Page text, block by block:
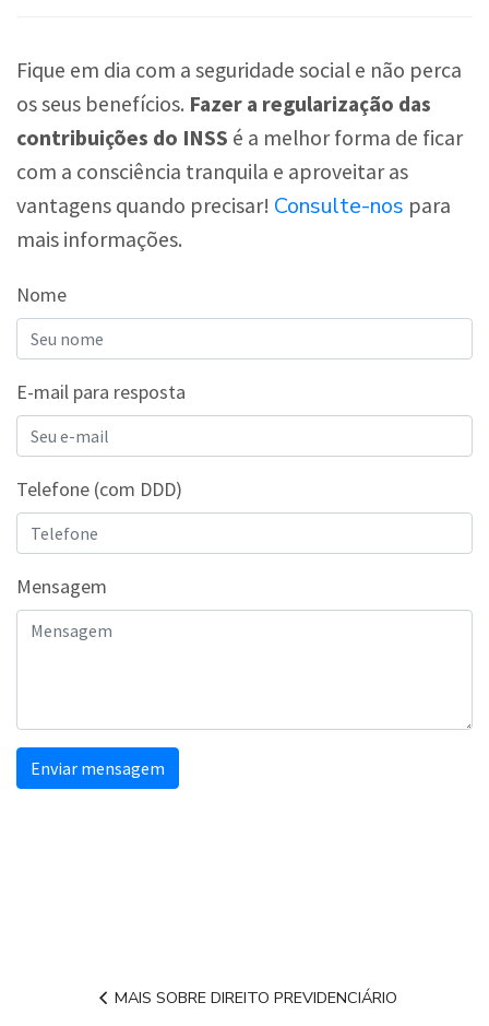
Fique em dia com a seguridade social e não perca
os seus benefícios. Fazer a regularização das
contribuições do INSS é a melhor forma de ficar
com a consciência tranquila e aproveitar as
vantagens quando precisar! Consulte-nos para
mais informações.
Nome
E-mail para resposta
Telefone (com DDD)
Mensagem
Enviar mensagem
MAIS SOBRE DIREITO PREVIDENCIÁRIO